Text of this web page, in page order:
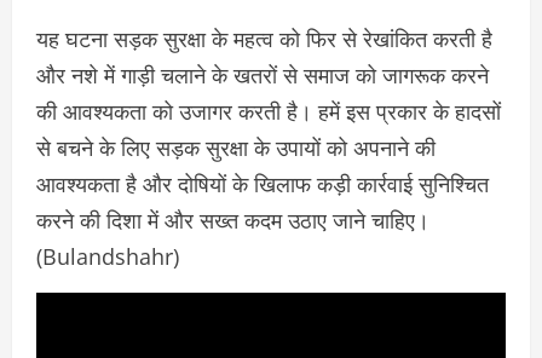
यह घटना सड़क सुरक्षा के महत्व को फिर से रेखांकित करती है
और नशे में गाड़ी चलाने के खतरों से समाज को जागरूक करने
की आवश्यकता को उजागर करती है। हमें इस प्रकार के हादसों
से बचने के लिए सड़क सुरक्षा के उपायों को अपनाने की
आवश्यकता है और दोषियों के खिलाफ कड़ी कार्रवाई सुनिश्चित
करने की दिशा में और सख्त कदम उठाए जाने चाहिए।
(Bulandshahr)